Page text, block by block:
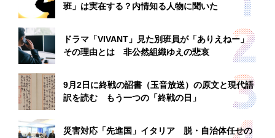
班」は実在する？内情知る人物に聞いた
ドラマ「VIVANT」見た別班員が「ありえねー」
その理由とは 非公然組織ゆえの悲哀
9月2日に終戦の詔書（玉音放送）の原文と現代語
訳を読む もう一つの「終戦の日」
災害対応「先進国」イタリア 脱・自治体任せの